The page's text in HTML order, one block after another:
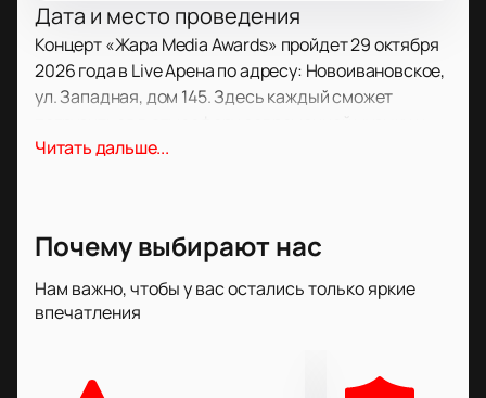
Дата и место проведения
Концерт «Жара Media Awards» пройдет 29 октября
2026 года в Live Арена по адресу: Новоивановское,
ул. Западная, дом 145. Здесь каждый сможет
медиа в одном из лучших залов страны.
«Жара Media Awards» — масштабное событие,
которое собирает известных исполнителей и
популярных блогеров. На сцене Live Arena
выступят те, кто формирует тренды в музыкальной
композиции находят отклик у миллионов
Читать дальше...
Почему выбирают нас
Нам важно, чтобы у вас остались только яркие
впечатления